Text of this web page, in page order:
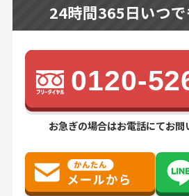
24時間365日いつで
0120-
お急ぎの場合はお電話にてお